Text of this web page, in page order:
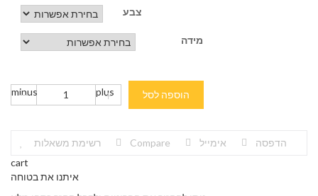
צבע
מידה
minus plus הוספה לסל
רשימת משאלות Compare אימייל
הדפסה
cart
איתנו את בטוחה